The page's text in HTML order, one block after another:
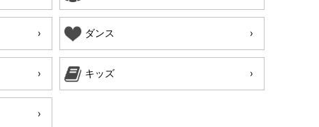
ダンス
キッズ